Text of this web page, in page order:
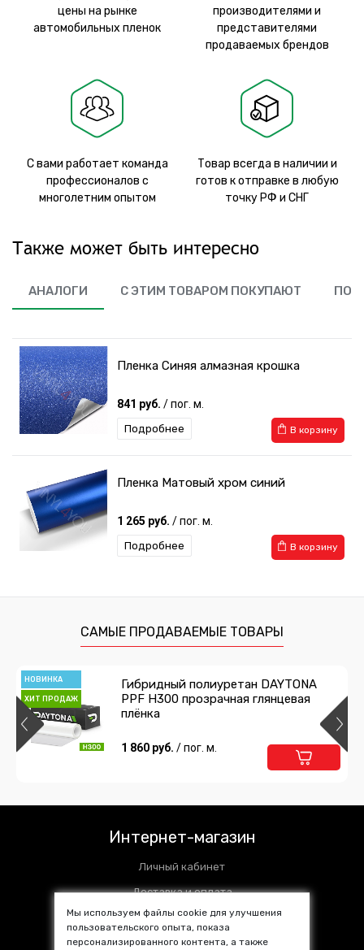
цены на рынке
автомобильных пленок
производителями и
представителями
продаваемых брендов
С вами работает команда
профессионалов с
многолетним опытом
Товар всегда в наличии и
готов к отправке в любую
точку РФ и СНГ
Также может быть интересно
АНАЛОГИ С ЭТИМ ТОВАРОМ ПОКУПАЮТ
Пленка Синяя алмазная крошка
841 руб. / пог. м.
В корзину
Подробнее
Пленка Матовый хром синий
1 265 руб. / пог. м.
В корзину
Подробнее
САМЫЕ ПРОДАВАЕМЫЕ ТОВАРЫ
НОВИНКА
ХИТ ПРОДАЖ
Гибридный полиуретан DAYTONA
PPF H300 прозрачная глянцевая
плёнка
1 860 руб. / пог. м.
Интернет-магазин
Личный кабинет
Доставка и оплата
Установочные центры
Контакты
Мы используем файлы cookie для улучшения
пользовательского опыта, показа
персонализированного контента, а также